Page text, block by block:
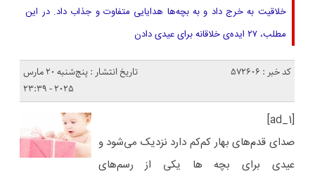
خلاقیت به خرج داد و به بچه‌ها هدایایی متفاوت و جذاب داد. در این
مطلب، ۲۷ ایده‌ی خلاقانه برای عیدی دادن
کد خبر : 572606
تاریخ انتشار : پنج‌شنبه 20 مارس
2025 - 23:39
[ad_1]
صدای قدم‌های بهار کم‌کم دارد نزدیک می‌شود و
عیدی برای بچه ها یکی از رسم‌های